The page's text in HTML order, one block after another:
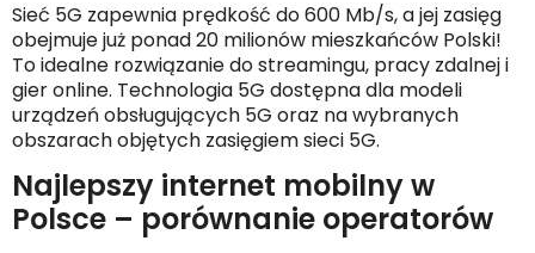
Sieć 5G zapewnia prędkość do 600 Mb/s, a jej zasięg
obejmuje już ponad 20 milionów mieszkańców Polski!
To idealne rozwiązanie do streamingu, pracy zdalnej i
gier online. Technologia 5G dostępna dla modeli
urządzeń obsługujących 5G oraz na wybranych
obszarach objętych zasięgiem sieci 5G.
Najlepszy internet mobilny w
Polsce – porównanie operatorów